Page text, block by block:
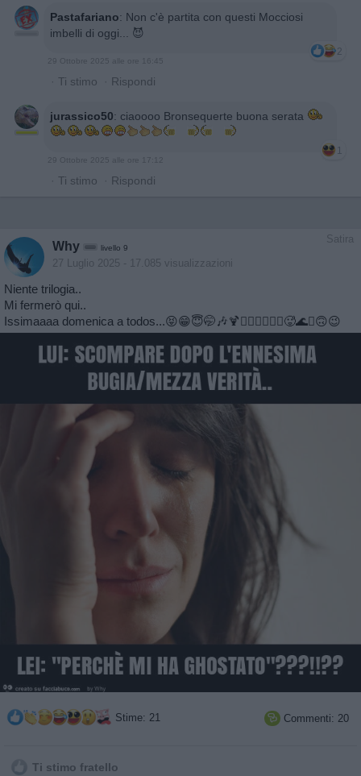
Pastafariano: Non c'è partita con questi Mocciosi
imbelli di oggi... 😈
2
29 Ottobre 2025 alle ore 16:45
· Ti stimo · Rispondi
jurassico50: ciaoooo Bronsequerte buona serata
1
29 Ottobre 2025 alle ore 17:12
· Ti stimo · Rispondi
Satira
Why livello 9
27 Luglio 2025 - 17.085 visualizzazioni
Niente trilogia..
Mi fermerò qui..
Issimaaaa domenica a todos...😝😁😇🤭🎶🍹🧜‍♀️🤽‍♂️🚣‍♂️🥵🌊⛱️🙃😉
Stime: 21  Commenti: 20
Ti stimo fratello